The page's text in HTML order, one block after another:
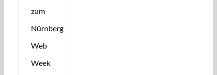
zum
Nürnberg
Web
Week